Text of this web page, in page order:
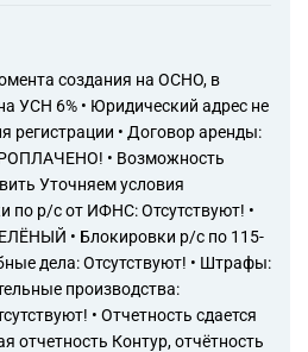
создания на ОСНО, в
УСН 6% • Юридический адрес не
регистрации • Договор аренды:
• Возможность
Уточняем условия
по р/с от ИФНС: Отсутствуют! •
• Блокировки р/с по 115-
дела: Отсутствуют! • Штрафы:
производства:
• Отчетность сдается
отчетность Контур, отчётность